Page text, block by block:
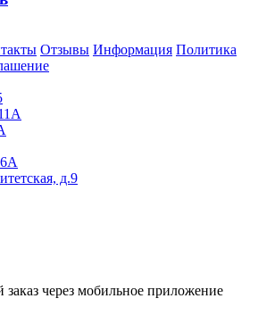
Отзывы Информация Политика
д.9
заказ через мобильное приложение